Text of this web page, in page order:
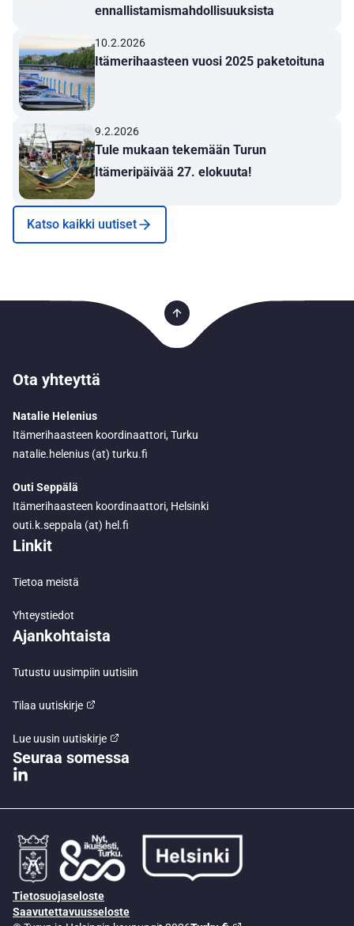
ennallistamismahdollisuuksista
10.2.2026
Itämerihaasteen vuosi 2025 paketoituna
9.2.2026
Tule mukaan tekemään Turun
Itämeripäivää 27. elokuuta!
Katso kaikki uutiset
Ota yhteyttä
Natalie Helenius
Itämerihaasteen koordinaattori, Turku
natalie.helenius (at) turku.fi
Outi Seppälä
Itämerihaasteen koordinaattori, Helsinki
outi.k.seppala (at) hel.fi
Linkit
Tietoa meistä
Yhteystiedot
Ajankohtaista
Tutustu uusimpiin uutisiin
Tilaa uutiskirje
Lue uusin uutiskirje
Seuraa somessa
Tietosuojaseloste
Saavutettavuusseloste